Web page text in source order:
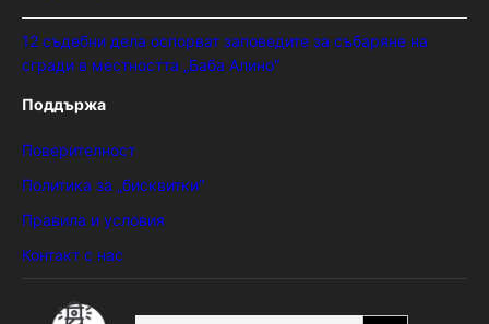
12 съдебни дела оспорват заповедите за събаряне на
сгради в местността „Баба Алино“
Поддържа
Поверителност
Политика за „бисквитки“
Правила и условия
Контакт с нас